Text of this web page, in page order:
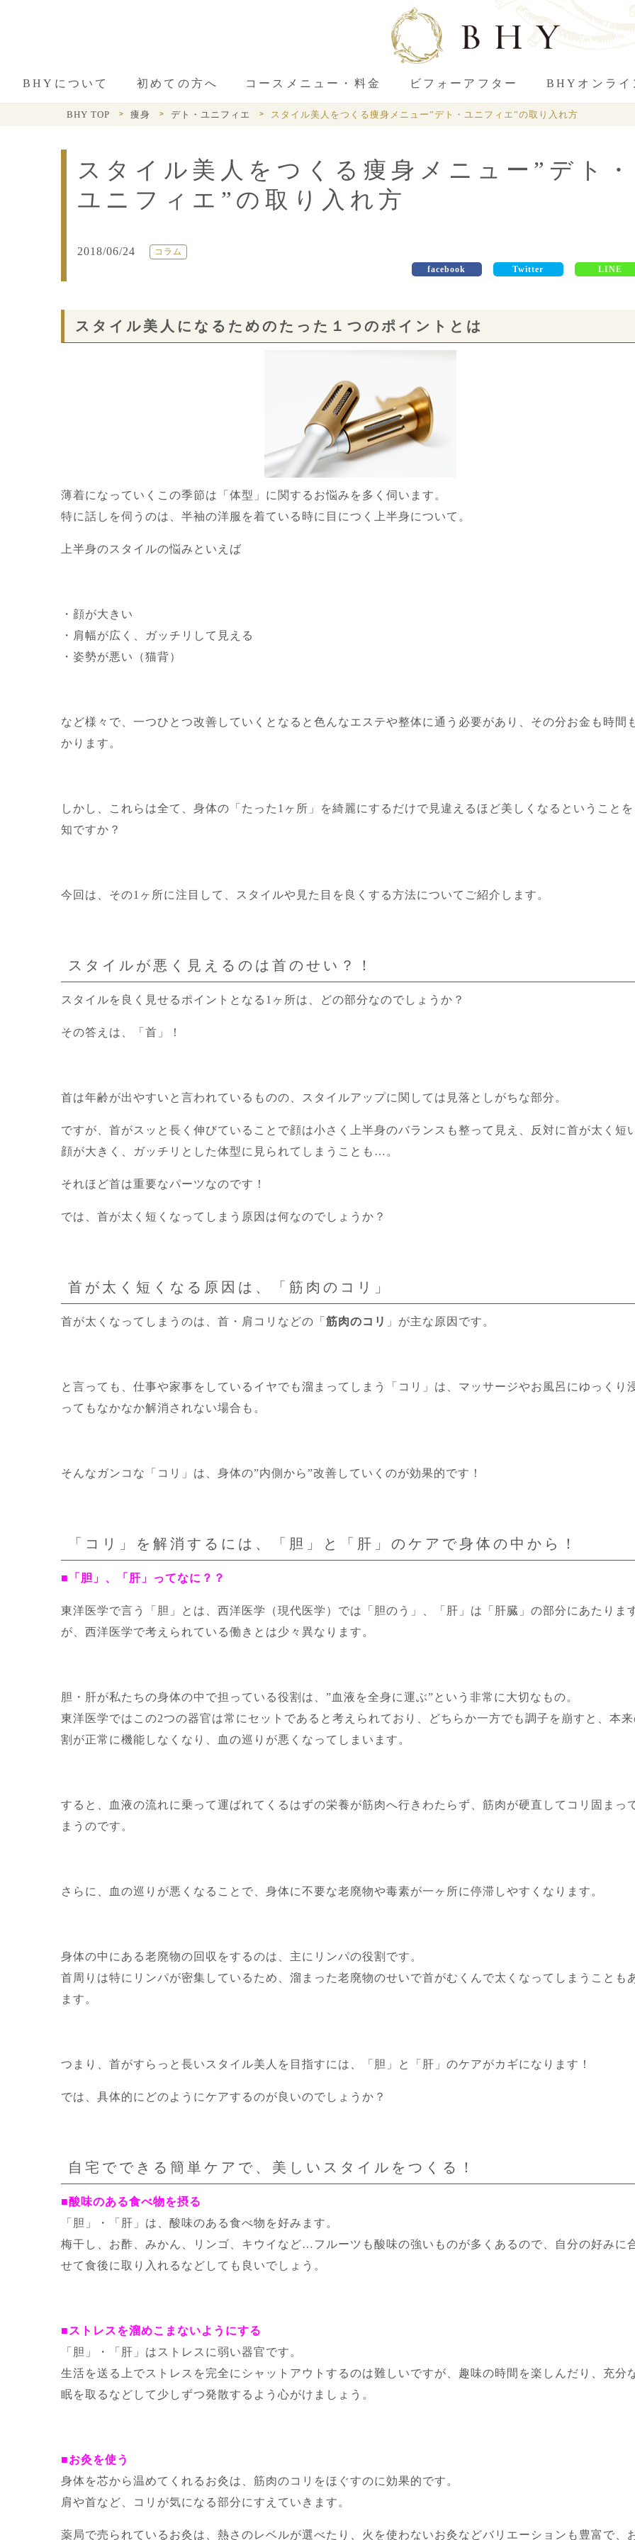
BHYについて 初めての方へ コースメニュー・料金 ビフォーアフター BHYオンライ
BHY TOP 痩身 デト・ユニフィエ スタイル美人をつくる痩身メニュー”デト・ユニフィエ”の取り入れ方
スタイル美人をつくる痩身メニュー”デト・
ユニフィエ”の取り入れ方
2018/06/24
コラム
facebook
Twitter LINE
スタイル美人になるためのたった１つのポイントとは
薄着になっていくこの季節は「体型」に関するお悩みを多く伺います。
特に話しを伺うのは、半袖の洋服を着ている時に目につく上半身について。
上半身のスタイルの悩みといえば
・顔が大きい
・肩幅が広く、ガッチリして見える
・姿勢が悪い（猫背）
など様々で、一つひとつ改善していくとなると色んなエステや整体に通う必要があり、その分お金も時間
かります。
しかし、これらは全て、身体の「たった1ヶ所」を綺麗にするだけで見違えるほど美しくなるということ
知ですか？
今回は、その1ヶ所に注目して、スタイルや見た目を良くする方法についてご紹介します。
スタイルが悪く見えるのは首のせい？！
スタイルを良く見せるポイントとなる1ヶ所は、どの部分なのでしょうか？
その答えは、「首」！
首は年齢が出やすいと言われているものの、スタイルアップに関しては見落としがちな部分。
ですが、首がスッと長く伸びていることで顔は小さく上半身のバランスも整って見え、反対に首が太く短
顔が大きく、ガッチリとした体型に見られてしまうことも…。
それほど首は重要なパーツなのです！
では、首が太く短くなってしまう原因は何なのでしょうか？
首が太く短くなる原因は、「筋肉のコリ」
首が太くなってしまうのは、首・肩コリなどの「 筋肉のコリ 」が主な原因です。
と言っても、仕事や家事をしているイヤでも溜まってしまう「コリ」は、マッサージやお風呂にゆっくり
ってもなかなか解消されない場合も。
そんなガンコな「コリ」は、身体の”内側から”改善していくのが効果的です！
「コリ」を解消するには、「胆」と「肝」のケアで身体の中から！
■「胆」、「肝」ってなに？？
東洋医学で言う「胆」とは、西洋医学（現代医学）では「胆のう」、「肝」は「肝臓」の部分にあたりま
が、西洋医学で考えられている働きとは少々異なります。
胆・肝が私たちの身体の中で担っている役割は、”血液を全身に運ぶ”という非常に大切なもの。
東洋医学ではこの2つの器官は常にセットであると考えられており、どちらか一方でも調子を崩すと、本
割が正常に機能しなくなり、血の巡りが悪くなってしまいます。
すると、血液の流れに乗って運ばれてくるはずの栄養が筋肉へ行きわたらず、筋肉が硬直してコリ固まっ
まうのです。
さらに、血の巡りが悪くなることで、身体に不要な老廃物や毒素が一ヶ所に停滞しやすくなります。
身体の中にある老廃物の回収をするのは、主にリンパの役割です。
首周りは特にリンパが密集しているため、溜まった老廃物のせいで首がむくんで太くなってしまうことも
ます。
つまり、首がすらっと長いスタイル美人を目指すには、「胆」と「肝」のケアがカギになります！
では、具体的にどのようにケアするのが良いのでしょうか？
自宅でできる簡単ケアで、美しいスタイルをつくる！
■酸味のある食べ物を摂る
「胆」・「肝」は、酸味のある食べ物を好みます。
梅干し、お酢、みかん、リンゴ、キウイなど…フルーツも酸味の強いものが多くあるので、自分の好みに
せて食後に取り入れるなどしても良いでしょう。
■ストレスを溜めこまないようにする
「胆」・「肝」はストレスに弱い器官です。
生活を送る上でストレスを完全にシャットアウトするのは難しいですが、趣味の時間を楽しんだり、充分
眠を取るなどして少しずつ発散するよう心がけましょう。
■お灸を使う
身体を芯から温めてくれるお灸は、筋肉のコリをほぐすのに効果的です。
肩や首など、コリが気になる部分にすえていきます。
薬局で売られているお灸は、熱さのレベルが選べたり、火を使わないお灸などバリエーションも豊富で、